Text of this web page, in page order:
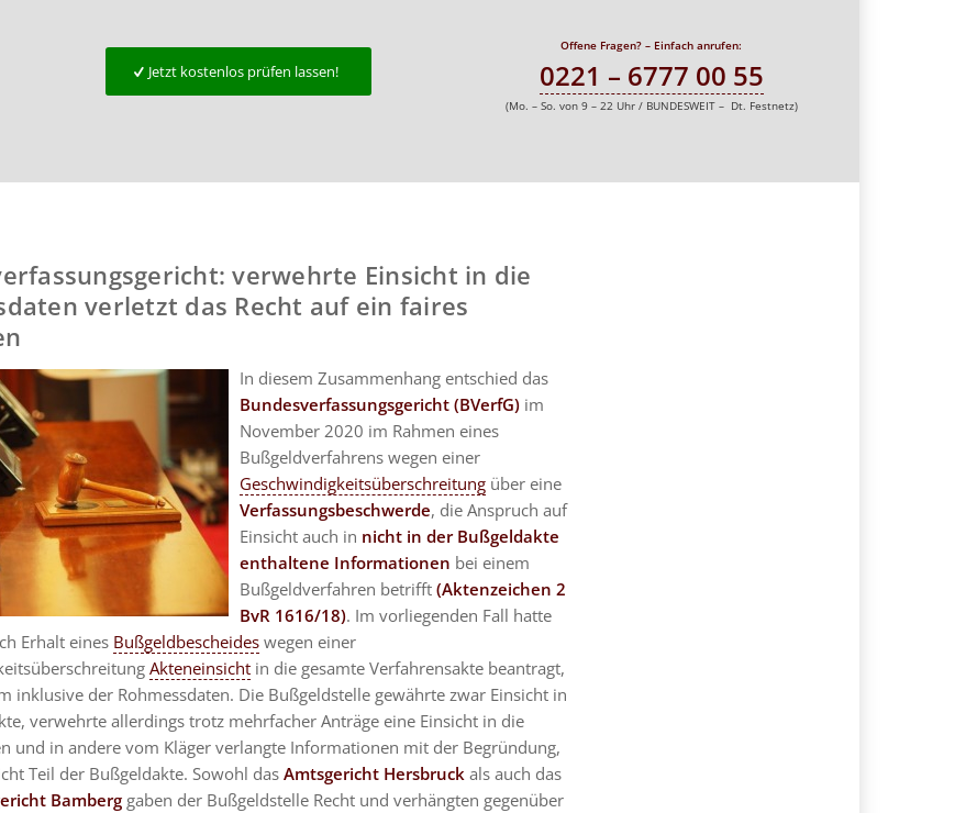
Jetzt kostenlos prüfen lassen!
Offene Fragen? – Einfach anrufen:
0221 – 6777 00 55
(Mo. – So. von 9 – 22 Uhr / BUNDESWEIT – Dt. Festnetz)
verwehrte Einsicht in die
verletzt das Recht auf ein faires
In diesem Zusammenhang entschied das
Bundesverfassungsgericht (BVerfG)im
November 2020 im Rahmen eines
Bußgeldverfahrens wegen einer
Geschwindigkeitsüberschreitungüber eine
Verfassungsbeschwerde, die Anspruch auf
Einsicht auch in nicht in der Bußgeldakte
enthaltene Informationen bei einem
Bußgeldverfahren betrifft (Aktenzeichen 2
BvR 1616/18). Im vorliegenden Fall hatte
Erhalt eines Bußgeldbescheideswegen einer
Akteneinsichtin die gesamte Verfahrensakte beantragt,
inklusive der Rohmessdaten. Die Bußgeldstelle gewährte zwar Einsicht in
verwehrte allerdings trotz mehrfacher Anträge eine Einsicht in die
und in andere vom Kläger verlangte Informationen mit der Begründung,
Teil der Bußgeldakte. Sowohl das Amtsgericht Hersbruckals auch das
Bamberggaben der Bußgeldstelle Recht und verhängten gegenüber